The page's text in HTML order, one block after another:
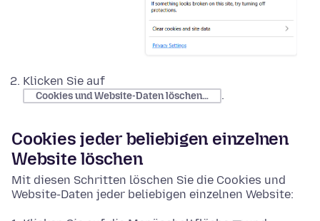
Klicken Sie auf
Cookies und Website-Daten löschen… .
Cookies jeder beliebigen einzelnen
Website löschen
Mit diesen Schritten löschen Sie die Cookies und
Website-Daten jeder beliebigen einzelnen Website: